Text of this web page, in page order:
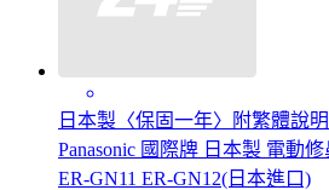
日本製〈保固一年〉附繁體說
Panasonic 國際牌 日本製 電動
ER-GN11 ER-GN12(日本進口)